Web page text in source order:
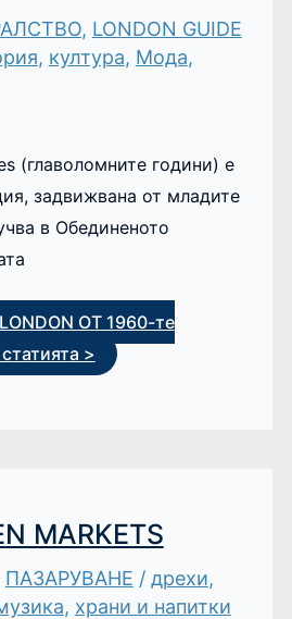
, LONDON GUIDE
, култура, Мода,
(главоломните години) е
задвижвана от младите
в Обединеното
ОТ 1960-те
>
MARKETS
ПАЗАРУВАНЕ / дрехи,
, храни и напитки